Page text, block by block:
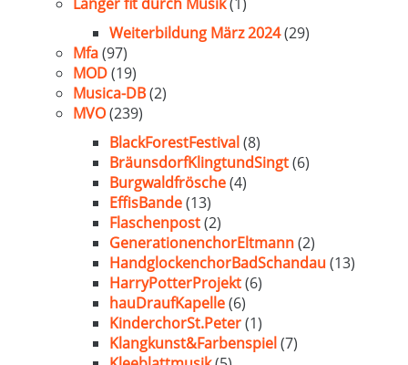
Weiterbildung März 2024(29)
Mfa(97)
MOD(19)
Musica-DB(2)
MVO(239)
BlackForestFestival(8)
BräunsdorfKlingtundSingt(6)
Burgwaldfrösche(4)
EffisBande(13)
Flaschenpost(2)
GenerationenchorEltmann(2)
HandglockenchorBadSchandau(13)
HarryPotterProjekt(6)
hauDraufKapelle(6)
KinderchorSt.Peter(1)
Klangkunst&Farbenspiel(7)